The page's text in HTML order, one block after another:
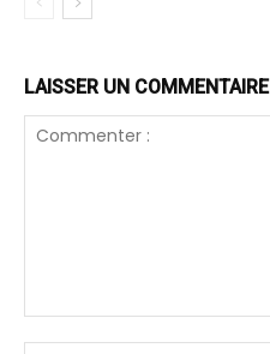
LAISSER UN COMMENTAIRE